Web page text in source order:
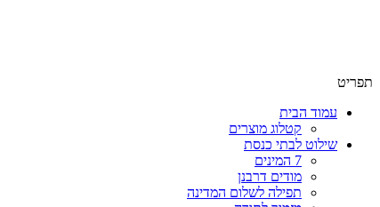
תפריט
עמוד הבית
קטלוג מוצרים
שילוט לבתי כנסת
7 המינים
מודים דרבנן
תפילה לשלום המדינה